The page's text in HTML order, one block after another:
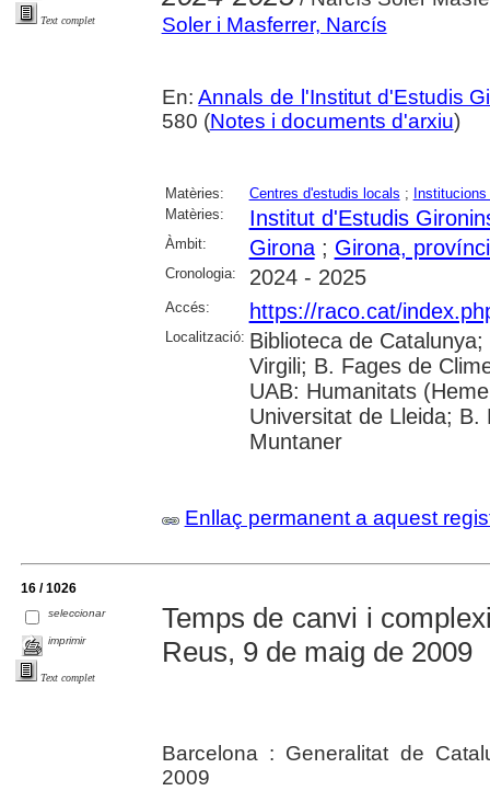
Text complet
Soler i Masferrer, Narcís
En:Annals de l'Institut d'Estudis
580 (Notes i documents d'arxiu)
Matèries: Centres d'estudis locals ;
Matèries:
Institut d'Estudis
Àmbit: Girona; Girona,
Cronologia: 2024 - 2025
Accés: https://raco.cat/
Localització: Biblioteca de
Virgili; B. Fages de
UAB: Humanitats
Universitat de Lleida;
Muntaner
Enllaç permanent a aquest
16 / 1026
seleccionar
imprimir
Text complet
Temps de canvi i
Reus, 9 de maig de 2009
Barcelona : Generalitat de
2009